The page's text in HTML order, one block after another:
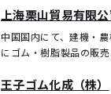
上海栗山貿易有限
中国国内にて、建機・
にゴム・樹脂製品の販売
王子ゴム化成（株）